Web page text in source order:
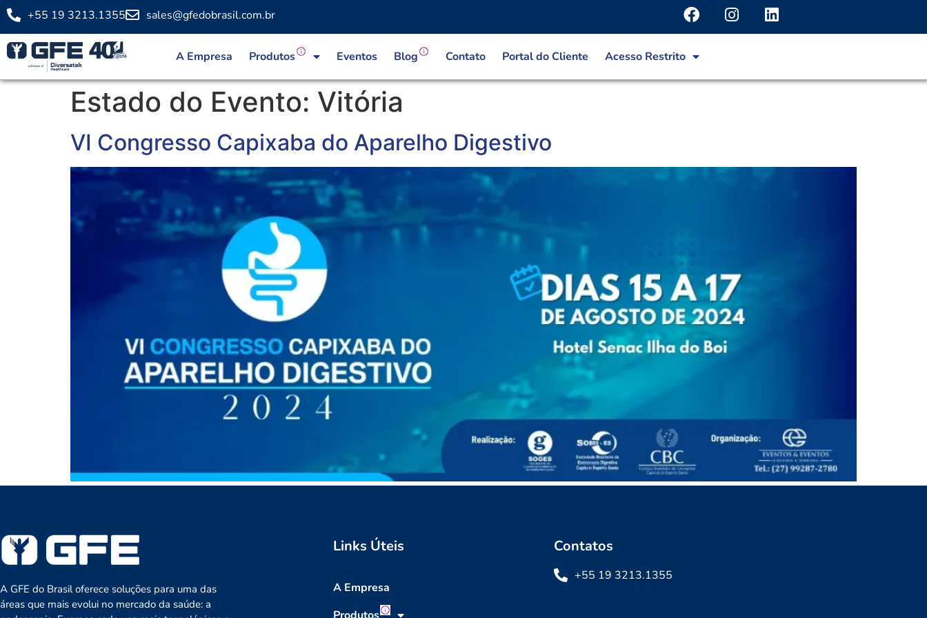
+55 19 3213.1355 sales@gfedobrasil.com.br
A Empresa Produtos Eventos Blog Contato Portal do Cliente Acesso Restrito
Estado do Evento: Vitória
VI Congresso Capixaba do Aparelho Digestivo
A GFE do Brasil oferece soluções para uma das
áreas que mais evolui no mercado da saúde: a
Links Úteis
A Empresa
Contatos
+55 19 3213.1355